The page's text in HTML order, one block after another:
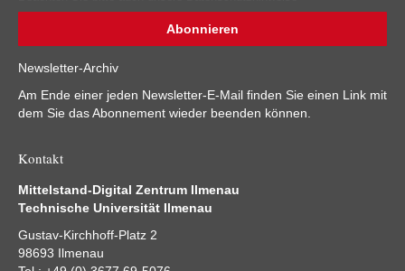
Newsletter-Archiv
Am Ende einer jeden Newsletter-E-Mail finden Sie einen Link mit
dem Sie das Abonnement wieder beenden können.
Kontakt
Mittelstand-Digital Zentrum Ilmenau
Technische Universität Ilmenau
Gustav-Kirchhoff-Platz 2
98693 Ilmenau